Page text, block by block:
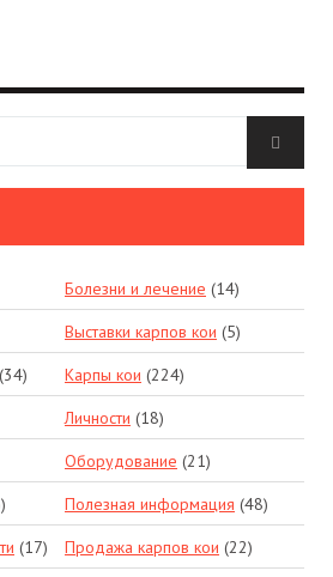
Болезни и лечение (14)
Выставки карпов кои (5)
(34) Карпы кои (224)
Личности (18)
Оборудование (21)
Полезная информация (48)
(17) Продажа карпов кои (22)